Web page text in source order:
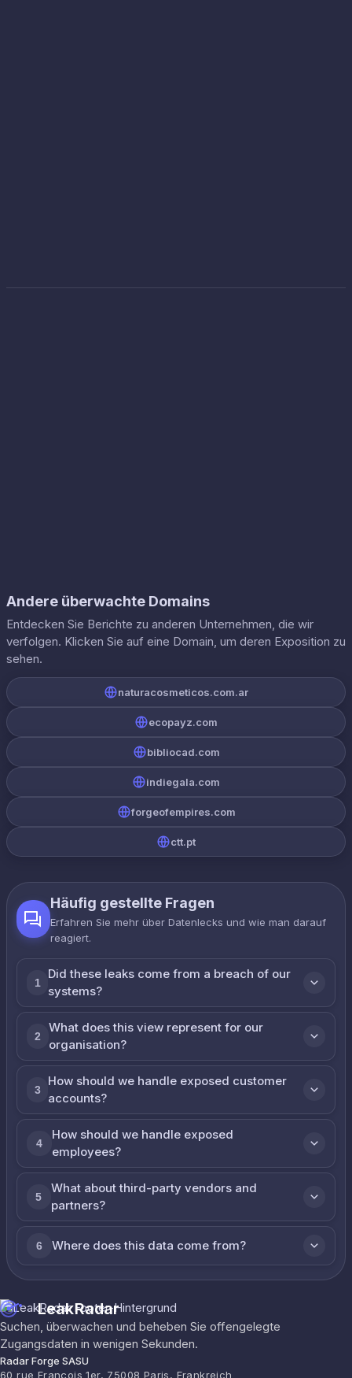
Andere überwachte Domains
Entdecken Sie Berichte zu anderen Unternehmen, die wir
verfolgen. Klicken Sie auf eine Domain, um deren Exposition zu
sehen.
naturacosmeticos.com.ar
ecopayz.com
bibliocad.com
indiegala.com
forgeofempires.com
ctt.pt
Häufig gestellte Fragen
Erfahren Sie mehr über Datenlecks und wie man darauf
reagiert.
1
Did these leaks come from a breach of our
systems?
2
What does this view represent for our
organisation?
3
How should we handle exposed customer
accounts?
4
How should we handle exposed
employees?
5
What about third-party vendors and
partners?
6 Where does this data come from?
LeakRadar
Suchen, überwachen und beheben Sie offengelegte
Zugangsdaten in wenigen Sekunden.
Radar Forge SASU
60 rue François 1er, 75008 Paris, Frankreich